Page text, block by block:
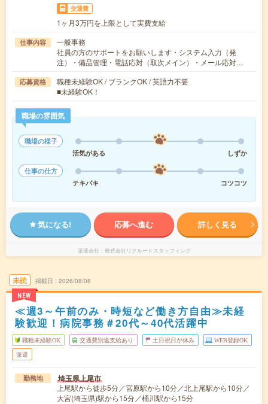
交通費
1ヶ月3万円を上限として実費支給
仕事内容
一般事務
社員の方のサポートをお願いします・システム入力（発
注）・備品管理・電話応対（取次メイン）・メール応対…
応募資格
職種未経験OK / ブランクOK / 英語力不要
■未経験OK！
職場の雰囲気
職場の様子
活気がある
しずか
仕事の仕方
テキパキ
コツコツ
気になる! 応募へ進む 詳しく見る
派遣会社 株式会社リクルートスタッフィング
未読
NEW
掲載日 2026/08/08
≪週3～午前のみ・時短など働き方自由≫未経
験歓迎！病院事務＃20代～40代活躍中
職種未経験OK 交通費別途支給あり 土日祝日が休み WEB登録OK
派遣
勤務地 埼玉県上尾市
上尾駅から徒歩5分／宮原駅から10分／北上尾駅から10分／
大宮(埼玉県)駅から15分／桶川駅から15分